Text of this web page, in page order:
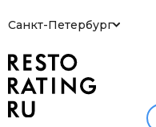
Санкт-Петербург